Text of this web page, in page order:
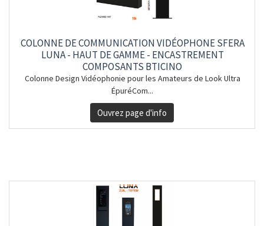
COLONNE DE COMMUNICATION VIDÉOPHONE SFERA
LUNA - HAUT DE GAMME - ENCASTREMENT
COMPOSANTS BTICINO
Colonne Design Vidéophonie pour les Amateurs de Look Ultra
ÉpuréCom...
Ouvrez page d'info